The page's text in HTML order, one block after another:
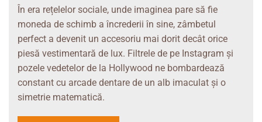
În era rețelelor sociale, unde imaginea pare să fie
moneda de schimb a încrederii în sine, zâmbetul
perfect a devenit un accesoriu mai dorit decât orice
piesă vestimentară de lux. Filtrele de pe Instagram și
pozele vedetelor de la Hollywood ne bombardează
constant cu arcade dentare de un alb imaculat și o
simetrie matematică.